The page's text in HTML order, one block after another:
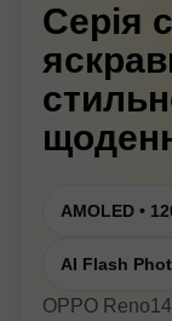
Серія
AMOLED •
AI Flash
OPPO